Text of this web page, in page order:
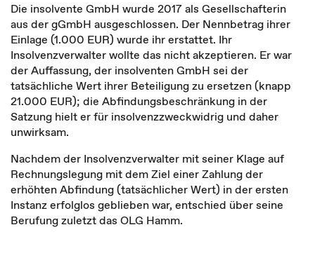
Die insolvente GmbH wurde 2017 als Gesellschafterin
aus der gGmbH ausgeschlossen. Der Nennbetrag ihrer
Einlage (1.000 EUR) wurde ihr erstattet. Ihr
Insolvenzverwalter wollte das nicht akzeptieren. Er war
der Auffassung, der insolventen GmbH sei der
tatsächliche Wert ihrer Beteiligung zu ersetzen (knapp
21.000 EUR); die Abfindungsbeschränkung in der
Satzung hielt er für insolvenzzweckwidrig und daher
unwirksam.
Nachdem der Insolvenzverwalter mit seiner Klage auf
Rechnungslegung mit dem Ziel einer Zahlung der
erhöhten Abfindung (tatsächlicher Wert) in der ersten
Instanz erfolglos geblieben war, entschied über seine
Berufung zuletzt das OLG Hamm.